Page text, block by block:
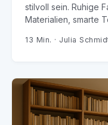
stilvoll sein. Ruhige
Materialien, smarte
13 Min. · Julia